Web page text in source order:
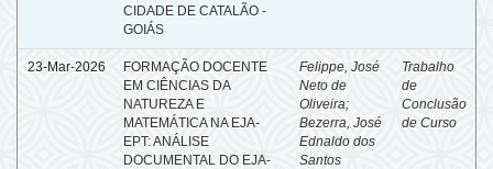
CIDADE DE CATALÃO -
GOIÁS
23-Mar-2026
FORMAÇÃO DOCENTE
EM CIÊNCIAS DA
NATUREZA E
MATEMÁTICA NA EJA-
EPT: ANÁLISE
DOCUMENTAL DO EJA-
Felippe, José
Neto de
Oliveira;
Bezerra, José
Ednaldo dos
Santos
Trabalho
de
Conclusão
de Curso